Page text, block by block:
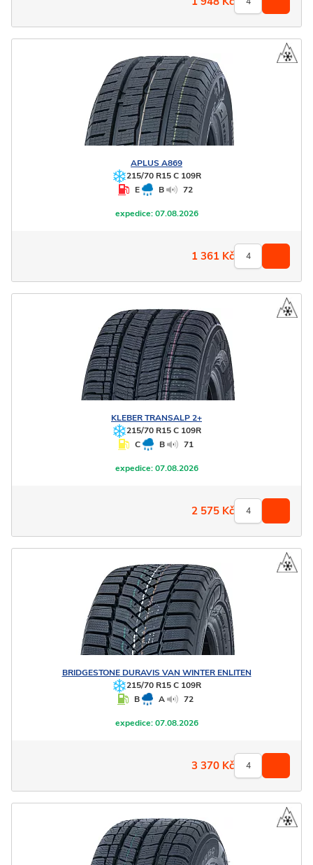
APLUSA869
215/70 R15 C 109R
E
B 72
expedice:07.08.2026
1 361 Kč
KLEBERTRANSALP 2+
215/70 R15 C 109R
C
B 71
expedice:07.08.2026
2 575 Kč
BRIDGESTONEDURAVIS VAN WINTER ENLITEN
215/70 R15 C 109R
B
A 72
expedice:07.08.2026
3 370 Kč